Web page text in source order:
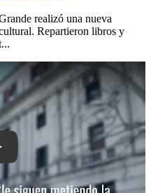
realizó una nueva
Repartieron libros y
Aumento en franjas del IRPF: